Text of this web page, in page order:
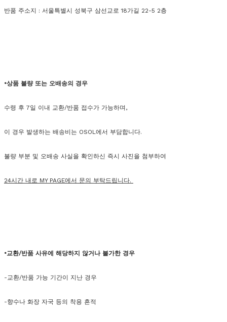
반품 주소지 : 서울특별시 성북구 삼선교로 18가길 22-5 2층
•상품 불량 또는 오배송의 경우
수령 후 7일 이내 교환/반품 접수가 가능하며,
이 경우 발생하는 배송비는 OSOL에서 부담합니다.
불량 부분 및 오배송 사실을 확인하신 즉시 사진을 첨부하여
24시간 내로 MY PAGE에서 문의 부탁드립니다.
•교환/반품 사유에 해당하지 않거나 불가한 경우
-교환/반품 가능 기간이 지난 경우
-향수나 화장 자국 등의 착용 흔적